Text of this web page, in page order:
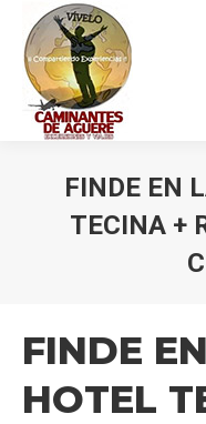
FINDE EN
TECINA +
FINDE
HOTEL